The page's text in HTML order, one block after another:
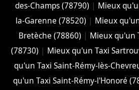
des-Champs (78790) | Mieux
la-Garenne (78520) | Mieux
Bretèche (78860) | Mieux qu'un
(78730) | Mieux qu'un Taxi
qu'un Taxi Saint-Rémy-lès-
qu'un Taxi Saint-Rémy-l'Honoré